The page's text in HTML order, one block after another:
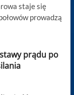
staje się
prowadzą
prądu po